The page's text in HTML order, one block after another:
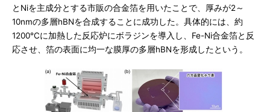
とNiを主成分とする市販の合金箔を用いたことで、厚みが2～
10nmの多層hBNを合成することに成功した。具体的には、約
1200℃に加熱した反応炉にボラジンを導入し、Fe-Ni合金箔と反
応させ、箔の表面に均一な膜厚の多層hBNを形成したという。